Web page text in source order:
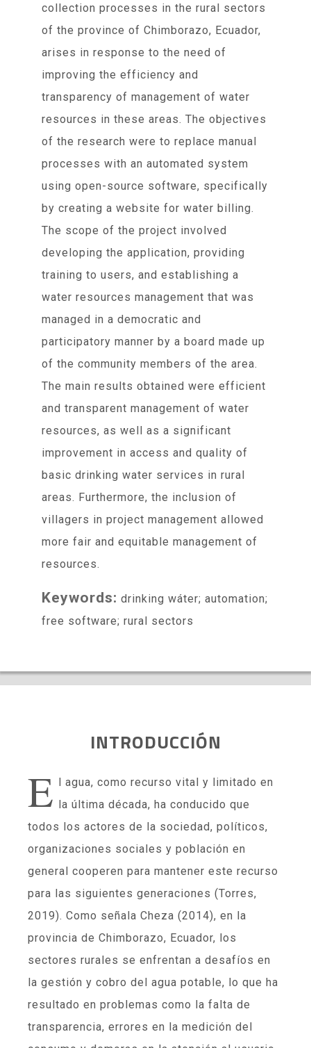
collection processes in the rural sectors
of the province of Chimborazo, Ecuador,
arises in response to the need of
improving the efficiency and
transparency of management of water
resources in these areas. The objectives
of the research were to replace manual
processes with an automated system
using open-source software, specifically
by creating a website for water billing.
The scope of the project involved
developing the application, providing
training to users, and establishing a
water resources management that was
managed in a democratic and
participatory manner by a board made up
of the community members of the area.
The main results obtained were efficient
and transparent management of water
resources, as well as a significant
improvement in access and quality of
basic drinking water services in rural
areas. Furthermore, the inclusion of
villagers in project management allowed
more fair and equitable management of
resources.
Keywords: drinking wáter; automation;
free software; rural sectors
INTRODUCCIÓN
E l agua, como recurso vital y limitado en
la última década, ha conducido que
todos los actores de la sociedad, políticos,
organizaciones sociales y población en
general cooperen para mantener este recurso
para las siguientes generaciones (Torres,
2019). Como señala Cheza (2014), en la
provincia de Chimborazo, Ecuador, los
sectores rurales se enfrentan a desafíos en
la gestión y cobro del agua potable, lo que ha
resultado en problemas como la falta de
transparencia, errores en la medición del